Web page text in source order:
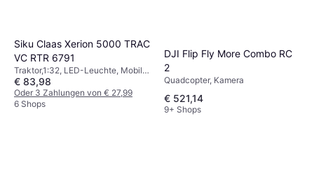
Siku Claas Xerion 5000 TRAC
VC RTR 6791
Traktor,1:32, LED-Leuchte, Mobile
Anwendung, Bluetooth, Fertig
montiert, Allradantrieb (4WD)
€ 83,98
Oder 3 Zahlungen von € 27,99
6 Shops
DJI Flip Fly More Combo RC
2
Quadcopter, Kamera
€ 521,14
9+ Shops